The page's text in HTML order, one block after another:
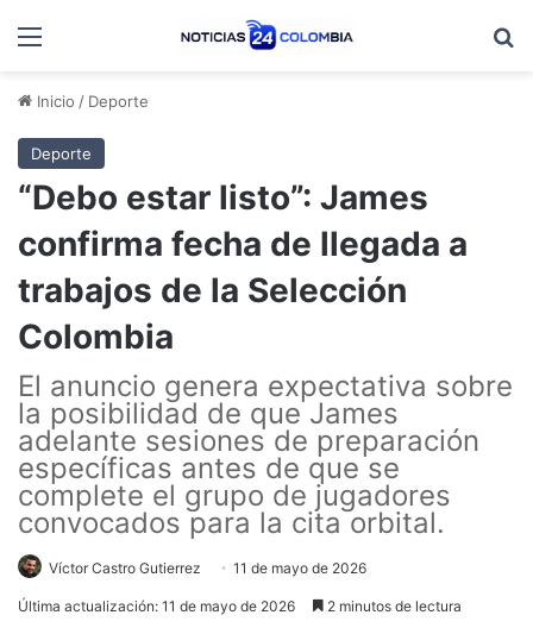
Menú
Inicio / Deporte
Deporte
“Debo estar listo”: James
confirma fecha de llegada a
trabajos de la Selección
Colombia
El anuncio genera expectativa sobre
la posibilidad de que James
adelante sesiones de preparación
específicas antes de que se
complete el grupo de jugadores
convocados para la cita orbital.
Víctor Castro Gutierrez 11 de mayo de 2026
Última actualización: 11 de mayo de 2026 2 minutos de lectura